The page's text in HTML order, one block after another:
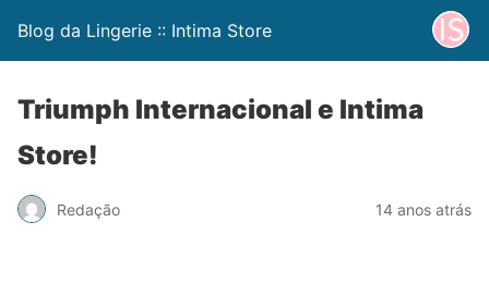
Blog da Lingerie :: Intima Store
Triumph Internacional e Intima
Store!
Redação 14 anos atrás